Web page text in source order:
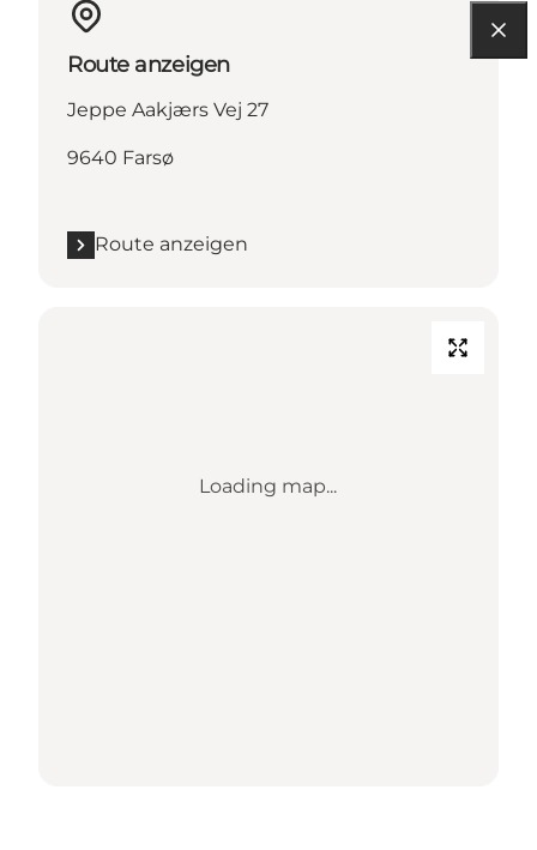
Route anzeigen
Jeppe Aakjærs Vej 27
9640 Farsø
Route anzeigen
Loading map...